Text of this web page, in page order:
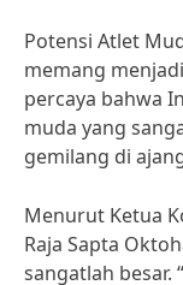
Potensi Atlet
memang
percaya bahwa
muda yang
gemilang di
Menurut Ketua
Raja Sapta
sangatlah besar.